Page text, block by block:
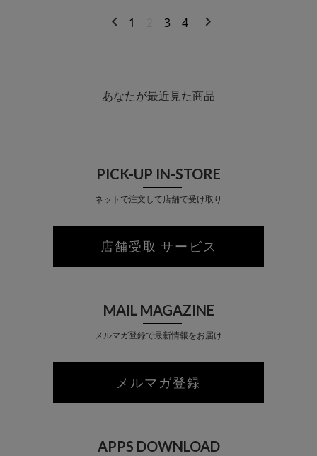
1 3 4
あなたが最近見た商品
PICK-UP IN-STORE
ネットで注文して店舗で受け取り
店舗受取 サービス
MAIL MAGAZINE
メルマガ登録で最新情報をお届け
メルマガ登録
APPS DOWNLOAD